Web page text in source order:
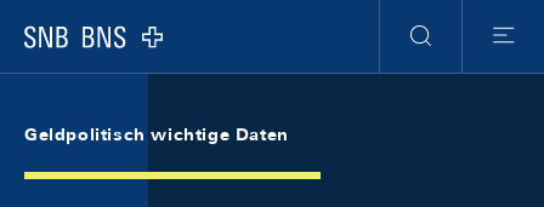
Logo
Suche
Menu
Geldpolitisch wichtige Daten